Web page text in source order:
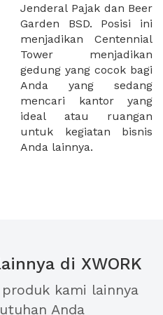
Anda lainnya.
di XWORK
kami lainnya
Anda